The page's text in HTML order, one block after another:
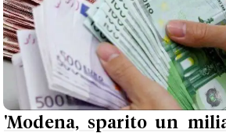
'Modena, sparito un